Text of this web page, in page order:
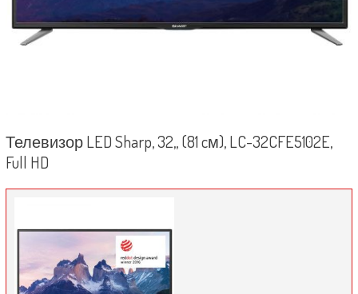
Телевизор LED Sharp, 32„ (81 cм), LC-32CFE5102E,
Full HD